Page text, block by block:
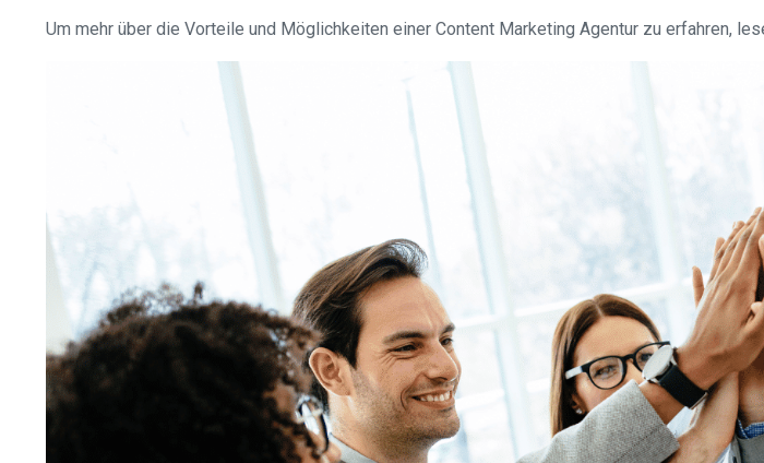
Um mehr über die Vorteile und Möglichkeiten einer Content Marketing Agentur zu erfahren,